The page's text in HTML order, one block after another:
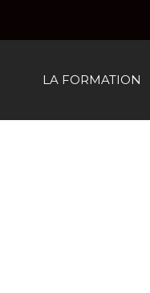
LA FORMATION